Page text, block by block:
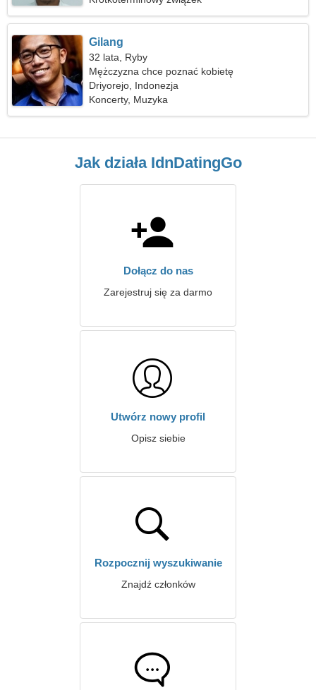
Gilang
32 lata, Ryby
Mężczyzna chce poznać kobietę
Driyorejo, Indonezja
Koncerty, Muzyka
Jak działa IdnDatingGo
Dołącz do nas
Zarejestruj się za darmo
Utwórz nowy profil
Opisz siebie
Rozpocznij wyszukiwanie
Znajdź członków